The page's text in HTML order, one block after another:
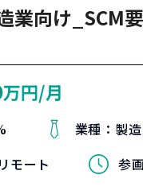
業向け_SCM
円/月
業種： 製
モート 参